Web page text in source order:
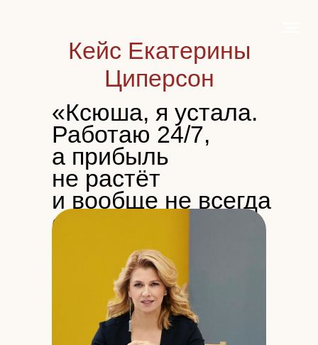
Кейс Екатерины
Циперсон
«Ксюша, я устала.
Работаю 24/7,
а прибыль
не растёт
и вообще не всегда
есть»